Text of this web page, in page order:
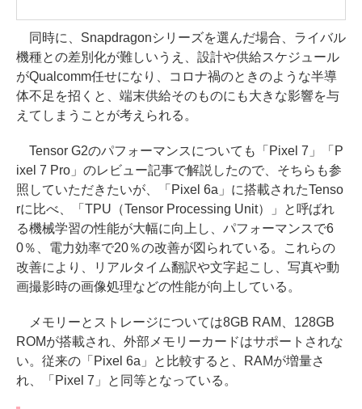
同時に、Snapdragonシリーズを選んだ場合、ライバル
機種との差別化が難しいうえ、設計や供給スケジュール
がQualcomm任せになり、コロナ禍のときのような半導
体不足を招くと、端末供給そのものにも大きな影響を与
えてしまうことが考えられる。
Tensor G2のパフォーマンスについても「Pixel 7」「P
ixel 7 Pro」のレビュー記事で解説したので、そちらも参
照していただきたいが、「Pixel 6a」に搭載されたTenso
rに比べ、「TPU（Tensor Processing Unit）」と呼ばれ
る機械学習の性能が大幅に向上し、パフォーマンスで6
0％、電力効率で20％の改善が図られている。これらの
改善により、リアルタイム翻訳や文字起こし、写真や動
画撮影時の画像処理などの性能が向上している。
メモリーとストレージについては8GB RAM、128GB
ROMが搭載され、外部メモリーカードはサポートされな
い。従来の「Pixel 6a」と比較すると、RAMが増量さ
れ、「Pixel 7」と同等となっている。